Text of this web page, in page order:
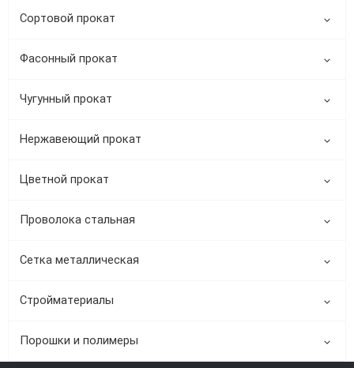
Сортовой прокат
Фасонный прокат
Чугунный прокат
Нержавеющий прокат
Цветной прокат
Проволока стальная
Сетка металлическая
Стройматериалы
Порошки и полимеры